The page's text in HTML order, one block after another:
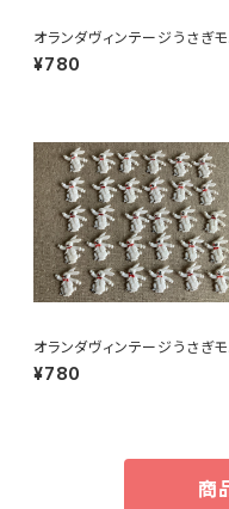
オランダヴィンテージうさぎモ
ーフプラパーツ30個セット
9
¥780
オランダヴィンテージうさぎモ
ーフプラパーツ30個セットNo4
3
¥780
商